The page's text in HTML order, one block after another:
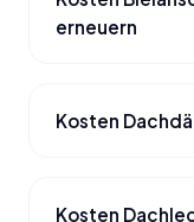
erneuern
Kosten
Kosten